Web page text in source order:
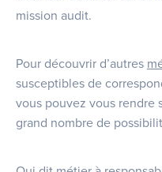
mission audit.
Pour découvrir d’autres
susceptibles de
vous pouvez vous rendre
grand nombre de